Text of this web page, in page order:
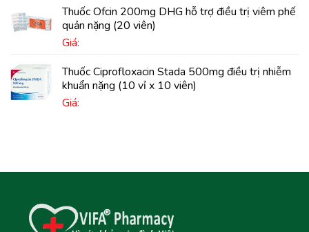
Thuốc Ofcin 200mg DHG hỗ trợ điều trị viêm phế
quản nặng (20 viên)
Giá:
Thuốc Ciprofloxacin Stada 500mg điều trị nhiễm
khuẩn nặng (10 vỉ x 10 viên)
Giá: